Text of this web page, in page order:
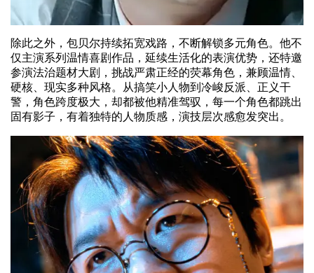
除此之外，包贝尔持续拓宽戏路，不断解锁多元角色。他不
仅主演系列温情喜剧作品，延续生活化的表演优势，还特邀
参演法治题材大剧，挑战严肃正经的荧幕角色，兼顾温情、
硬核、现实多种风格。从搞笑小人物到冷峻反派、正义干
警，角色跨度极大，却都被他精准驾驭，每一个角色都跳出
固有影子，有着独特的人物质感，演技层次感愈发突出。